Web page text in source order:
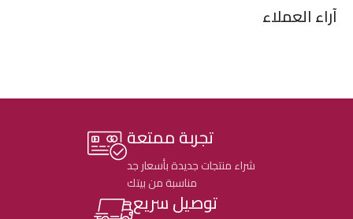
آراء العملاء
تجربة ممتعة
شراء منتجات جديدة بأسعار جد
مناسبة من بيتك
توصيل سريع